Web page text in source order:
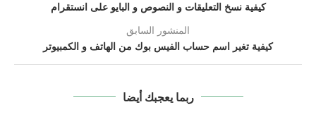
كيفية نسخ التعليقات و النصوص و البايو على انستقرام
المنشور السابق
كيفية تغير اسم حساب الفيس بوك من الهاتف و الكمبيوتر
ربما يعجبك أيضا